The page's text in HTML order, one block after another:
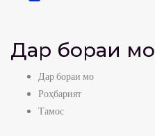
Дар бораи мо
Дар бораи мо
Роҳбарият
Тамос